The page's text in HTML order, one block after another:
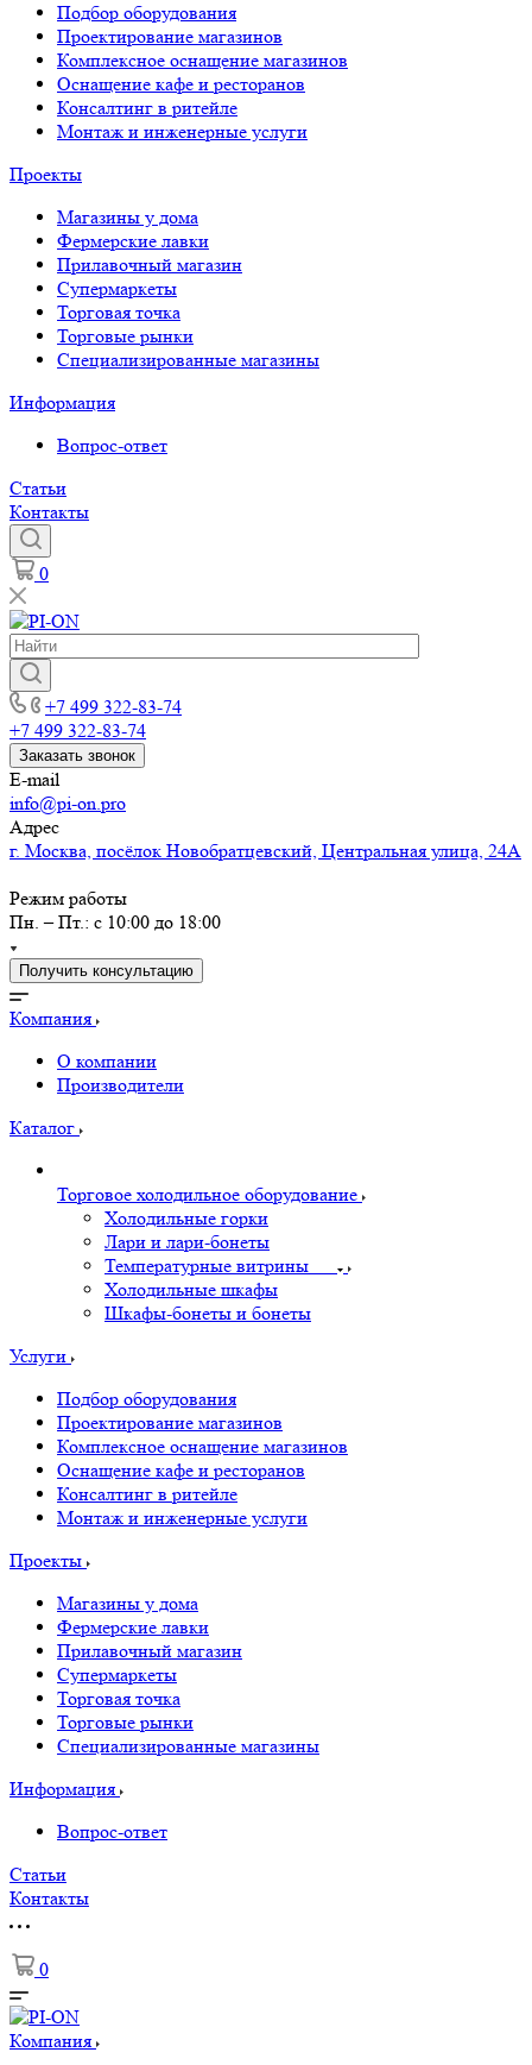
Подбор оборудования
Проектирование магазинов
Комплексное оснащение магазинов
Оснащение кафе и ресторанов
Консалтинг в ритейле
Монтаж и инженерные услуги
Проекты
Магазины у дома
Фермерские лавки
Прилавочный магазин
Супермаркеты
Торговая точка
Торговые рынки
Специализированные магазины
Информация
Вопрос-ответ
Статьи
Контакты
0
+7 499 322-83-74
+7 499 322-83-74
Заказать звонок
E-mail
info@pi-on.pro
Адрес
г. Москва, посёлок Новобратцевский, Центральная улица, 24А
Режим работы
Пн. – Пт.: с 10:00 до 18:00
Получить консультацию
Компания
О компании
Производители
Каталог
Торговое холодильное оборудование
Холодильные горки
Лари и лари-бонеты
Температурные витрины
Холодильные шкафы
Шкафы-бонеты и бонеты
Услуги
Подбор оборудования
Проектирование магазинов
Комплексное оснащение магазинов
Оснащение кафе и ресторанов
Консалтинг в ритейле
Монтаж и инженерные услуги
Проекты
Магазины у дома
Фермерские лавки
Прилавочный магазин
Супермаркеты
Торговая точка
Торговые рынки
Специализированные магазины
Информация
Вопрос-ответ
Статьи
Контакты
0
Компания